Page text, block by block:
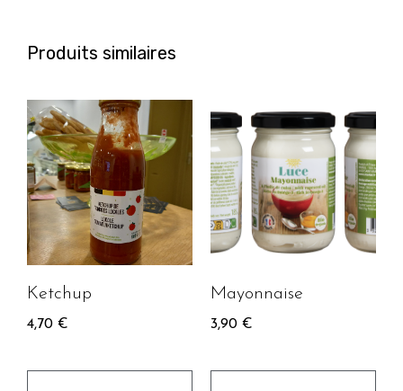
Produits similaires
Ketchup
4,70 €
Mayonnaise
3,90 €